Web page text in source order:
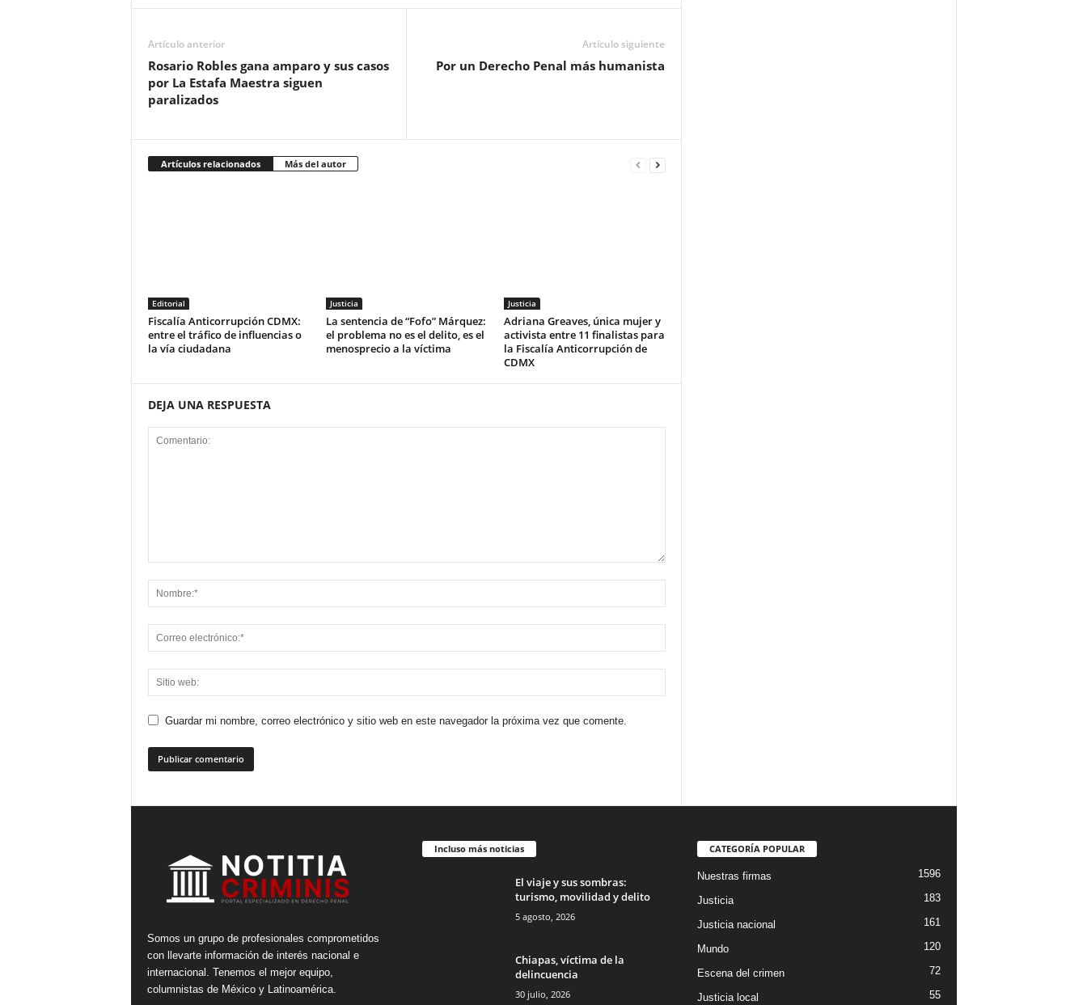
Artículo anterior
Rosario Robles gana amparo y sus casos
por La Estafa Maestra siguen
paralizados
Artículo siguiente
Por un Derecho Penal más humanista
Artículos relacionados Más del autor
Editorial
Fiscalía Anticorrupción CDMX:
entre el tráfico de influencias o
la vía ciudadana
Justicia
La sentencia de “Fofo” Márquez:
el problema no es el delito, es el
menosprecio a la víctima
Justicia
Adriana Greaves, única mujer y
activista entre 11 finalistas para
la Fiscalía Anticorrupción de
CDMX
DEJA UNA RESPUESTA
Guardar mi nombre, correo electrónico y sitio web en este navegador la próxima vez que comente.
Somos un grupo de profesionales comprometidos
con llevarte información de interés nacional e
internacional. Tenemos el mejor equipo,
columnistas de México y Latinoamérica.
Incluso más noticias
El viaje y sus sombras:
turismo, movilidad y delito
5 agosto, 2026
Chiapas, víctima de la
delincuencia
30 julio, 2026
CATEGORÍA POPULAR
Nuestras firmas 1596
Justicia 183
Justicia nacional 161
Mundo 120
Escena del crimen 72
Justicia local 55